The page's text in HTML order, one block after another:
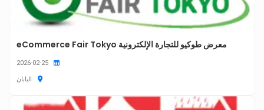
معرض طوكيو للتجارة الإلكترونية eCommerce Fair Tokyo
اليابان